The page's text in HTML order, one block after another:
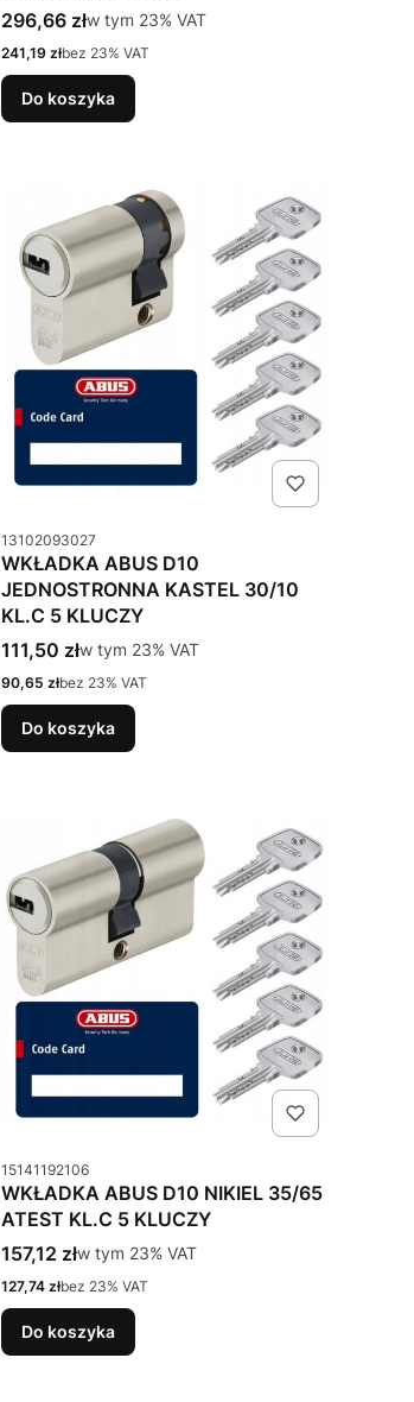
Cena brutto
296,66 złw tym %s VAT
w tym 23% VAT
Cena netto
241,19 złbez 23% VAT
Do koszyka
Kod produktu
13102093027
WKŁADKA ABUS D10
JEDNOSTRONNA KASTEL 30/10
KL.C 5 KLUCZY
Cena brutto
111,50 złw tym %s VAT
w tym 23% VAT
Cena netto
90,65 złbez 23% VAT
Do koszyka
Kod produktu
15141192106
WKŁADKA ABUS D10 NIKIEL 35/65
ATEST KL.C 5 KLUCZY
Cena brutto
157,12 złw tym %s VAT
w tym 23% VAT
Cena netto
127,74 złbez 23% VAT
Do koszyka